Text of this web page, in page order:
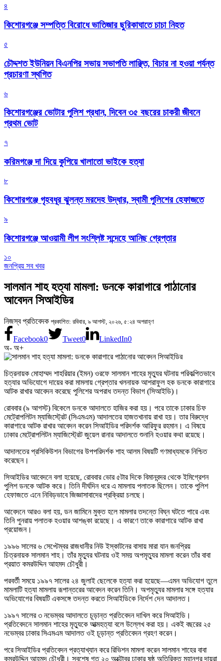
৪
কিশোরগঞ্জে সম্পত্তি বিরোধে ভাতিজার ছুরিকাঘাতে চাচা নিহত
৫
চৌদ্দশত ইউনিয়ন বিএনপির সভায় সভাপতি লাঞ্ছিত, বিচার না হওয়া পর্যন্ত
প্রচারণা স্থগিত
৬
কিশোরগঞ্জের ভোটার পুলিশ প্রধান, দিবেন ৩৫ বছরের চাকরী জীবনে
প্রথম ভোট
৭
করিমগঞ্জে দা দিয়ে কুপিয়ে খালাতো ভাইকে হত্যা
৮
কিশোরগঞ্জে গৃহবধূর ঝুলন্ত মরদেহ উদ্ধার, স্বামী পুলিশের হেফাজতে
৯
কিশোরগঞ্জে আওয়ামী লীগ সংশ্লিষ্ট সন্দেহে আনিছ গ্রেপ্তার
১০
জনপ্রিয় সব খবর
সালমান শাহ হত্যা মামলা: ডনকে কারাগারে পাঠানোর
আবেদন সিআইডির
নিজস্ব প্রতিবেদক প্রকাশিত: রবিবার, ৯ আগস্ট, ২০২৬, ৫:২৪ অপরাহ্ণ
Facebook0 Tweet0 LinkedIn0
অ- অ+
চিত্রনায়ক মোহাম্মদ শাহরিয়ার (ইমন) ওরফে সালমান শাহের মৃত্যুর ঘটনায় পরিকল্পিতভাবে
হত্যার অভিযোগে দায়ের করা মামলায় গ্রেপ্তার খলনায়ক আশরাফুল হক ডনকে কারাগারে
আটক রাখার আবেদন করেছে পুলিশের অপরাধ তদন্ত বিভাগ (সিআইডি)।
রোববার (৯ আগস্ট) বিকেলে ডনকে আদালতে হাজির করা হয়। পরে তাকে ঢাকার চিফ
মেট্রোপলিটন ম্যাজিস্ট্রেট (সিএমএম) আদালতের হাজতখানায় রাখা হয়। তার বিরুদ্ধে
কারাগারে আটক রাখার আবেদন করেন সিআইডির পরিদর্শক আরিফুর রহমান। এ বিষয়ে
ঢাকার মেট্রোপলিটন ম্যাজিস্ট্রেট জুয়েল রানার আদালতে শুনানি হওয়ার কথা রয়েছে।
আদালতের প্রসিকিউশন বিভাগের উপপরিদর্শক শাহ আলম বিষয়টি গণমাধ্যমকে নিশ্চিত
করেছেন।
সিআইডির আবেদনে বলা হয়েছে, রোববার ভোর ৫টার দিকে বিমানবন্দর থেকে ইমিগ্রেশন
পুলিশ ডনকে আটক করে। তিনি দীর্ঘদিন ধরে এ মামলায় পলাতক ছিলেন। তাকে পুলিশ
হেফাজতে এনে নিবিড়ভাবে জিজ্ঞাসাবাদের প্রক্রিয়া চলছে।
আবেদনে আরও বলা হয়, ডন জামিনে মুক্ত হলে মামলার তদন্তে বিঘ্ন ঘটতে পারে এবং
তিনি পুনরায় পলাতক হওয়ার আশঙ্কা রয়েছে। এ কারণে তাকে কারাগারে আটক রাখা
প্রয়োজন।
১৯৯৬ সালের ৬ সেপ্টেম্বর রাজধানীর নিউ ইস্কাটনের বাসায় মারা যান জনপ্রিয়
চিত্রনায়ক সালমান শাহ। তাঁর মৃত্যুর ঘটনায় ওই সময় অপমৃত্যুর মামলা করেন তাঁর বাবা
প্রয়াত কমরউদ্দিন আহমদ চৌধুরী।
পরবর্তী সময়ে ১৯৯৭ সালের ২৪ জুলাই ছেলেকে হত্যা করা হয়েছে—এমন অভিযোগ তুলে
মামলাটি হত্যা মামলায় রূপান্তরের আবেদন করেন তিনি। অপমৃত্যুর মামলার সঙ্গে হত্যার
অভিযোগের বিষয়টি একসঙ্গে তদন্ত করতে সিআইডিকে নির্দেশ দেন আদালত।
১৯৯৭ সালের ৩ নভেম্বর আদালতে চূড়ান্ত প্রতিবেদন দাখিল করে সিআইডি।
প্রতিবেদনে সালমান শাহের মৃত্যুকে আত্মহত্যা বলে উল্লেখ করা হয়। একই বছরের ২৫
নভেম্বর ঢাকার সিএমএম আদালত ওই চূড়ান্ত প্রতিবেদন গ্রহণ করেন।
পরে সিআইডির প্রতিবেদন প্রত্যাখ্যান করে রিভিশন মামলা করেন সালমান শাহের বাবা
কমরউদ্দিন আহমদ চৌধুরী। সবশেষ গত ২০ অক্টোবর ঢাকার ষষ্ঠ অতিরিক্ত মহানগর দায়রা